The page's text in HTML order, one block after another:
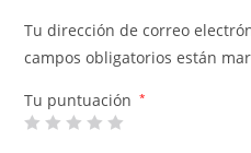
Tu dirección de correo
campos obligatorios están
Tu puntuación *